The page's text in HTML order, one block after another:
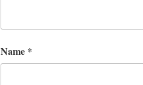
Name *